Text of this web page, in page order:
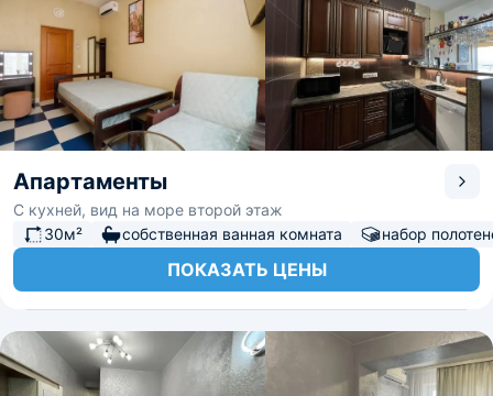
Апартаменты
С кухней, вид на море второй этаж
30м²
собственная ванная комната набор
ПОКАЗАТЬ ЦЕНЫ